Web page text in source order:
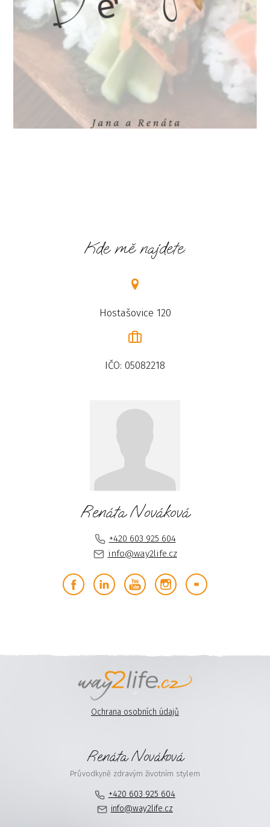
Kde mě najdete:
Hostašovice 120
IČO: 05082218
Renáta Nováková
+420 603 925 604
info@way2life.cz
Ochrana osobních údajů
Renáta Nováková
Průvodkyně zdravým životním stylem
+420 603 925 604
info@way2life.cz